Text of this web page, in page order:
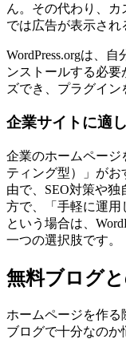
ん。その代わり、
では広告が表示され
WordPress.orgは、
ンストールする必
ズでき、プラグイン
企業サイトに適
企業のホームページ
ティング型）」がお
由で、SEO対策や
方で、「手軽に運用
という場合は、
一つの選択肢です。
無料ブログ
ホームページを作る
ブログで十分なの